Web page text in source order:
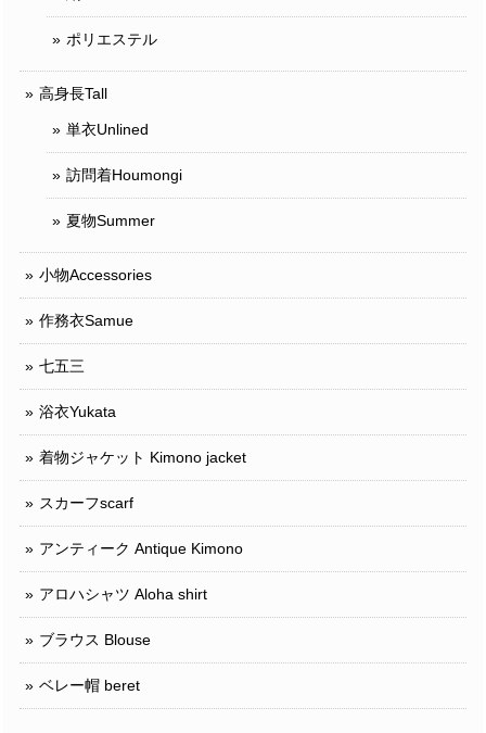
ポリエステル
高身長Tall
単衣Unlined
訪問着Houmongi
夏物Summer
小物Accessories
作務衣Samue
七五三
浴衣Yukata
着物ジャケット Kimono jacket
スカーフscarf
アンティーク Antique Kimono
アロハシャツ Aloha shirt
ブラウス Blouse
ベレー帽 beret